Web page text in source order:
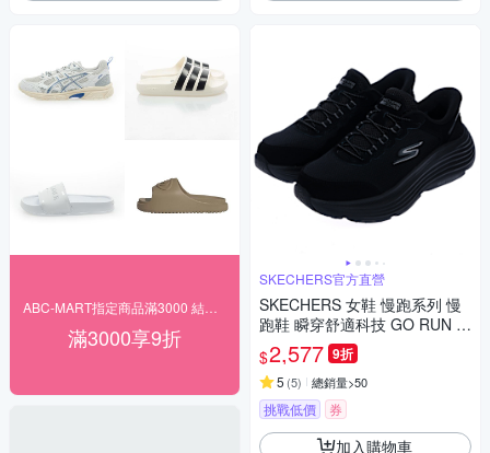
滿3000享9折
SKECHERS官方直營
SKECHERS 女鞋 慢跑系列 慢
跑鞋 瞬穿舒適科技 GO RUN M
AX CUSHIONING ENDEAVOU
R 寬楦款 - 129474WBBK
$2,577 9折
5 (5) 總銷量>50
挑戰低價 券
加入購物車